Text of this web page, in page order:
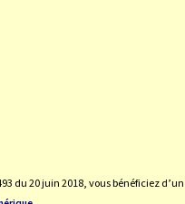
du 20 juin 2018, vous bénéficiez